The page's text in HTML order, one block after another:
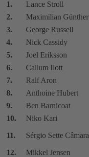
1. Lance Stroll
2.
Maximilian Günther
3.
George Russell
4.
Nick Cassidy
5.
Joel Eriksson
6.
Callum Ilott
7.
Ralf Aron
8.
Anthoine Hubert
9.
Ben Barnicoat
10.
Niko Kari
11. Sérgio Sette Câmara
12. Mikkel Jensen